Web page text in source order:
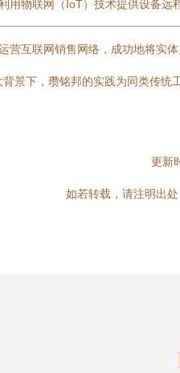
用物联网（IoT）技术提供设备远
营互联网销售网络，成功地将实
背景下，瓒铭邦的实践为同类传
更新
如若转载，请注明出